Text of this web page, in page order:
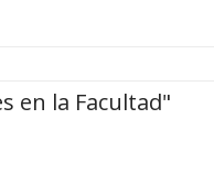
en la Facultad"